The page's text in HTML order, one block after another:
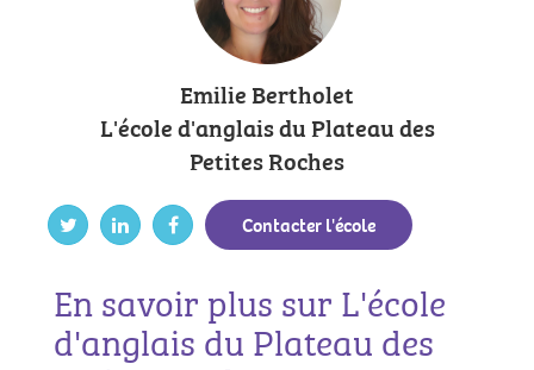
Emilie Bertholet
L'école d'anglais du Plateau des
Petites Roches
Contacter l'école
En savoir plus sur L'école
d'anglais du Plateau des